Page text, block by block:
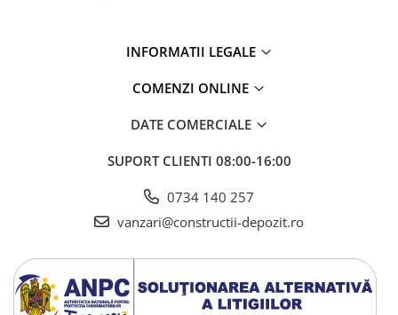
INFORMATII LEGALE
COMENZI ONLINE
DATE COMERCIALE
SUPORT CLIENTI 08:00-16:00
0734 140 257
vanzari@constructii-depozit.ro